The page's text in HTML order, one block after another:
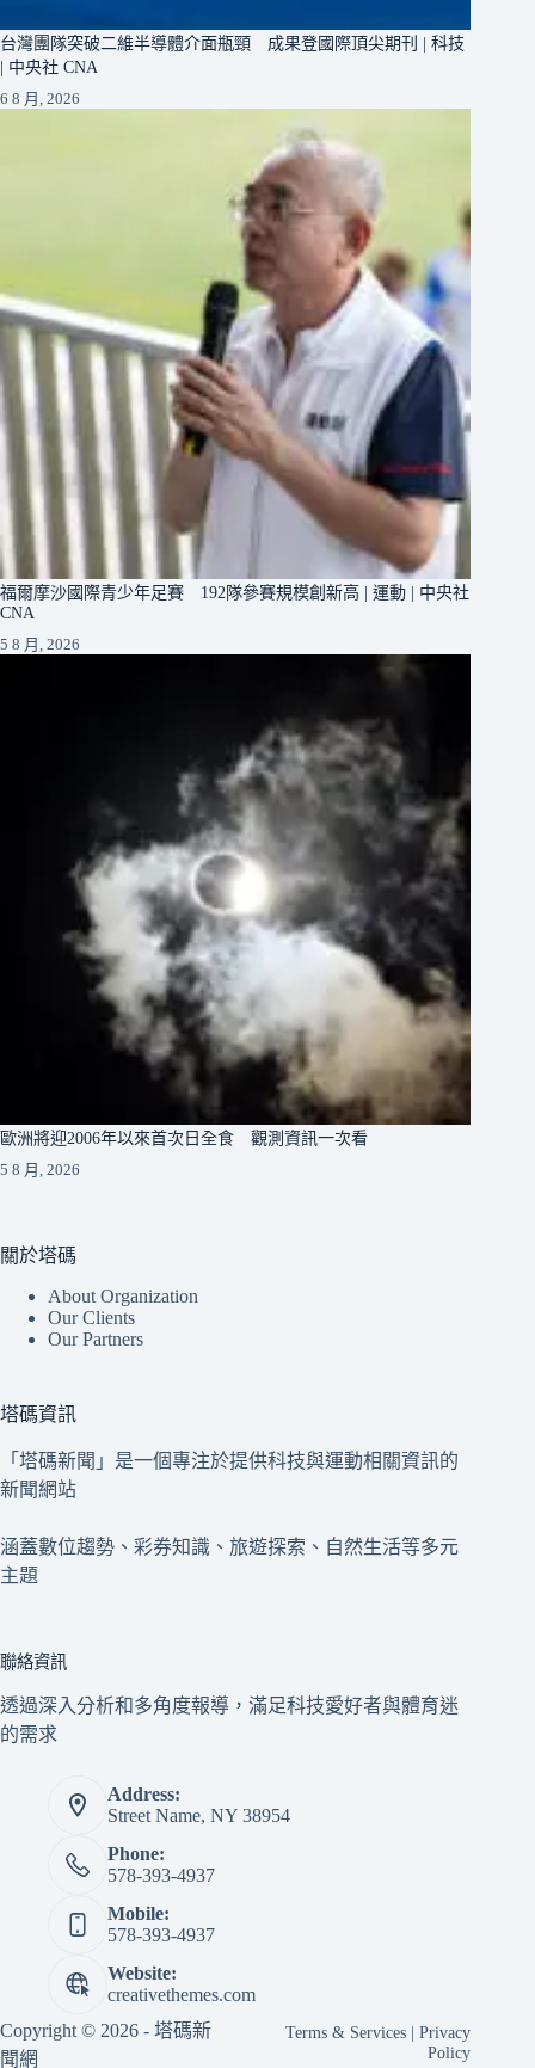
台灣團隊突破二維半導體介面瓶頸 成果登國際頂尖期刊 | 科技
| 中央社 CNA
6 8 月, 2026
福爾摩沙國際青少年足賽 192隊參賽規模創新高 | 運動 | 中央社
CNA
5 8 月, 2026
歐洲將迎2006年以來首次日全食 觀測資訊一次看
5 8 月, 2026
關於塔碼
About Organization
Our Clients
Our Partners
塔碼資訊
「塔碼新聞」是一個專注於提供科技與運動相關資訊的
新聞網站
涵蓋數位趨勢、彩券知識、旅遊探索、自然生活等多元
主題
聯絡資訊
透過深入分析和多角度報導，滿足科技愛好者與體育迷
的需求
Address:
Street Name, NY 38954
Phone:
578-393-4937
Mobile:
578-393-4937
Website:
creativethemes.com
Copyright © 2026 - 塔碼新
聞網
Terms & Services |Privacy
Policy